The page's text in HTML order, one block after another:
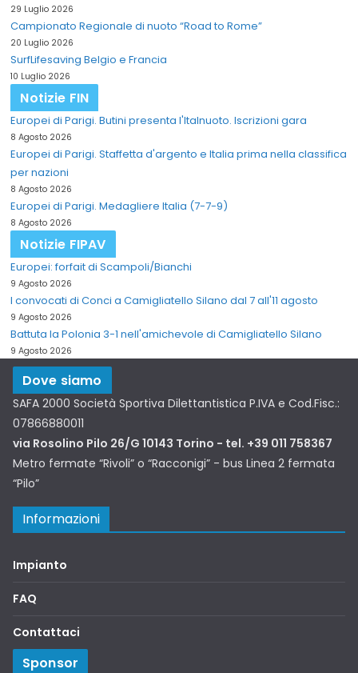
29 Luglio 2026
Campionato Regionale di nuoto “Road to Rome”
20 Luglio 2026
SurfLifesaving Belgio e Francia
10 Luglio 2026
Notizie FIN
Europei di Parigi. Butini presenta l'Italnuoto. Iscrizioni gara
8 Agosto 2026
Europei di Parigi. Staffetta d'argento e Italia prima nella classifica
per nazioni
8 Agosto 2026
Europei di Parigi. Medagliere Italia (7-7-9)
8 Agosto 2026
Notizie FIPAV
Europei: forfait di Scampoli/Bianchi
9 Agosto 2026
I convocati di Conci a Camigliatello Silano dal 7 all'11 agosto
9 Agosto 2026
Battuta la Polonia 3-1 nell'amichevole di Camigliatello Silano
9 Agosto 2026
Dove siamo
SAFA 2000 Società Sportiva Dilettantistica P.IVA e Cod.Fisc.:
07866880011
via Rosolino Pilo 26/G 10143 Torino - tel. +39 011 758367
Metro fermate “Rivoli” o “Racconigi” - bus Linea 2 fermata
“Pilo”
Informazioni
Impianto
FAQ
Contattaci
Sponsor